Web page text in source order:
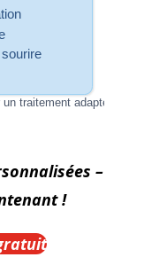
traitement adapté
–
!